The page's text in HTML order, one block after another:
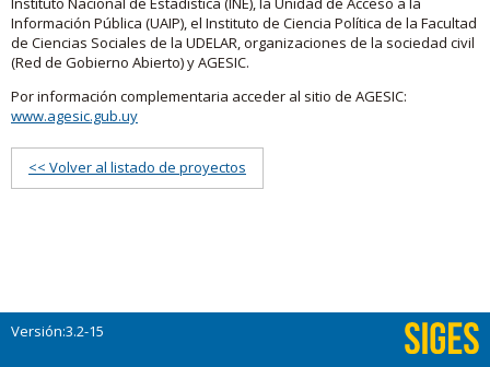
Información Pública (UAIP), el Instituto de Ciencia Política de la Facultad
de Ciencias Sociales de la UDELAR, organizaciones de la sociedad civil
(Red de Gobierno Abierto) y AGESIC.
Por información complementaria acceder al sitio de AGESIC:
www.agesic.gub.uy
<< Volver al listado de proyectos
Versión:3.2-15